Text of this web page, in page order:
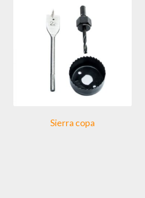
Sierra copa